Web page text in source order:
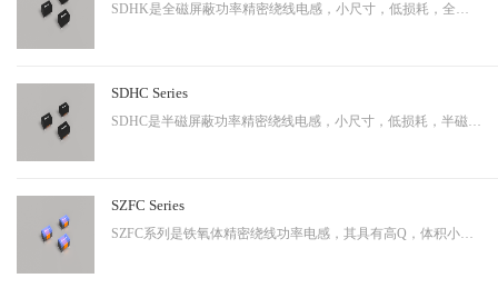
SDHK是全磁屏蔽功率精密绕线电感，小尺寸，低损耗，全磁屏蔽等特点，适用于小型化终端产品。
SDHC Series
SDHC是半磁屏蔽功率精密绕线电感，小尺寸，低损耗，半磁屏蔽等特点，适用于小型化终端产品。
SZFC Series
SZFC系列是铁氧体精密绕线功率电感，其具有高Q，体积小，电流大等特性。适用于小型化产品。